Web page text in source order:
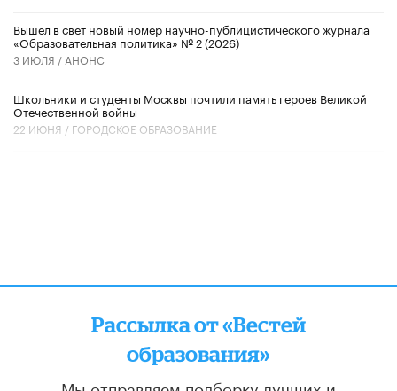
Вышел в свет новый номер научно-публицистического журнала
«Образовательная политика» № 2 (2026)
3 ИЮЛЯ / АНОНС
Школьники и студенты Москвы почтили память героев Великой
Отечественной войны
22 ИЮНЯ / ГОРОДСКОЕ ОБРАЗОВАНИЕ
Рассылка от «Вестей
образования»